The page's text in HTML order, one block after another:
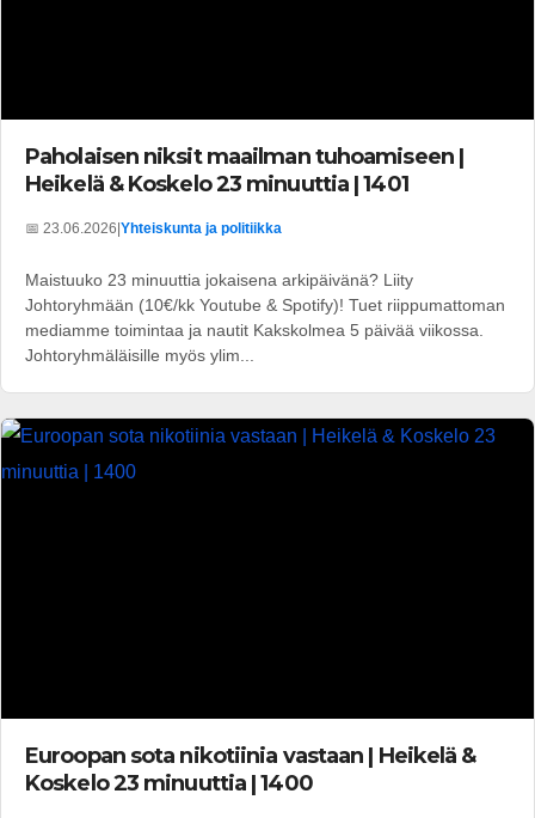
Paholaisen niksit maailman tuhoamiseen |
Heikelä & Koskelo 23 minuuttia | 1401
📅 23.06.2026 Yhteiskunta ja politiikka
Maistuuko 23 minuuttia jokaisena arkipäivänä? Liity
Johtoryhmään (10€/kk Youtube & Spotify)! Tuet riippumattoman
mediamme toimintaa ja nautit Kakskolmea 5 päivää viikossa.
Johtoryhmäläisille myös ylim...
Euroopan sota nikotiinia vastaan | Heikelä &
Koskelo 23 minuuttia | 1400